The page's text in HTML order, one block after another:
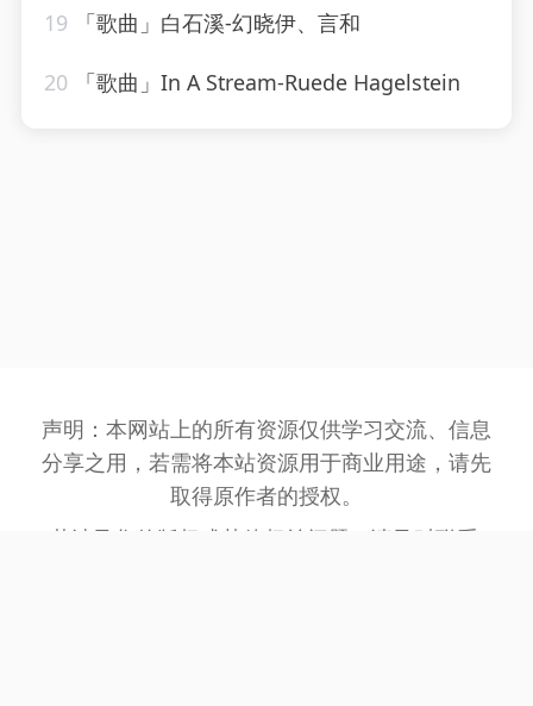
19 「歌曲」白石溪-幻晓伊、言和
20 「歌曲」In A Stream-Ruede Hagelstein
声明：本网站上的所有资源仅供学习交流、信息
分享之用，若需将本站资源用于商业用途，请先
取得原作者的授权。
若涉及您的版权或其他权益问题，请及时联系: